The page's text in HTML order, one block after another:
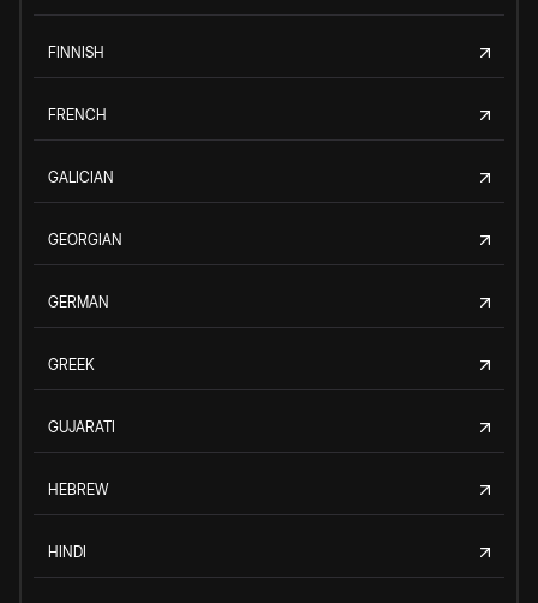
FINNISH
FRENCH
GALICIAN
GEORGIAN
GERMAN
GREEK
GUJARATI
HEBREW
HINDI